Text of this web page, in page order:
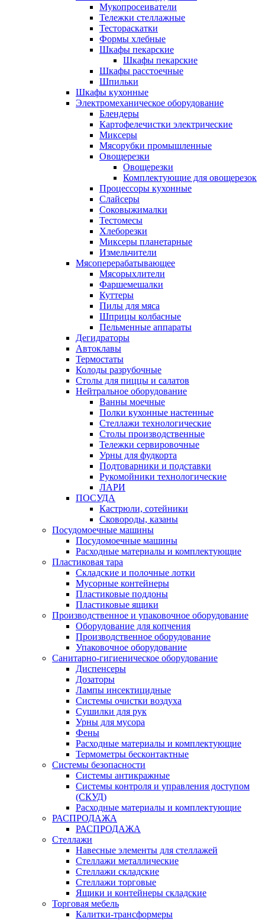
Мукопросеиватели
Тележки стеллажные
Тестораскатки
Формы хлебные
Шкафы пекарские
Шкафы пекарские
Шкафы расстоечные
Шпильки
Шкафы кухонные
Электромеханическое оборудование
Блендеры
Картофелечистки электрические
Миксеры
Мясорубки промышленные
Овощерезки
Овощерезки
Комплектующие для овощерезок
Процессоры кухонные
Слайсеры
Соковыжималки
Тестомесы
Хлеборезки
Миксеры планетарные
Измельчители
Мясоперерабатывающее
Мясорыхлители
Фаршемешалки
Куттеры
Пилы для мяса
Шприцы колбасные
Пельменные аппараты
Дегидраторы
Автоклавы
Термостаты
Колоды разрубочные
Столы для пиццы и салатов
Нейтральное оборудование
Ванны моечные
Полки кухонные настенные
Стеллажи технологические
Столы производственные
Тележки сервировочные
Урны для фудкорта
Подтоварники и подставки
Рукомойники технологические
ЛАРИ
ПОСУДА
Кастрюли, сотейники
Сковороды, казаны
Посудомоечные машины
Посудомоечные машины
Расходные материалы и комплектующие
Пластиковая тара
Складские и полочные лотки
Мусорные контейнеры
Пластиковые поддоны
Пластиковые ящики
Производственное и упаковочное оборудование
Оборудование для копчения
Производственное оборудование
Упаковочное оборудование
Санитарно-гигиеническое оборудование
Диспенсеры
Дозаторы
Лампы инсектицидные
Системы очистки воздуха
Сушилки для рук
Урны для мусора
Фены
Расходные материалы и комплектующие
Термометры бесконтактные
Системы безопасности
Системы антикражные
Системы контроля и управления доступом
(СКУД)
Расходные материалы и комплектующие
РАСПРОДАЖА
РАСПРОДАЖА
Стеллажи
Навесные элементы для стеллажей
Стеллажи металлические
Стеллажи складские
Стеллажи торговые
Ящики и контейнеры складские
Торговая мебель
Калитки-трансформеры